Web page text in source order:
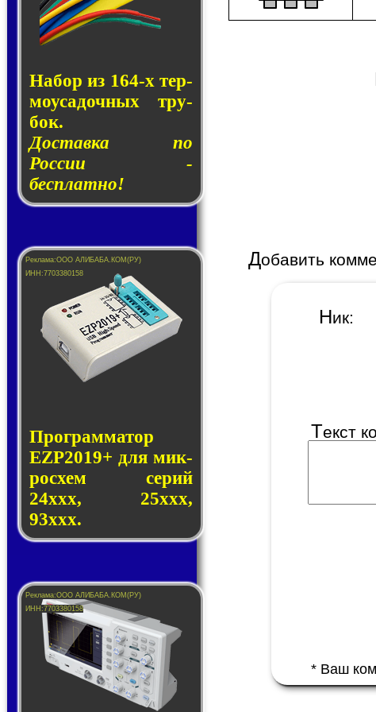
Набор из 164-х тер­
мо­у­са­доч­ных тру­
бок.
Доставка по
России -
бесплатно!
Программатор
EZP2019+ для мик­
ро­схем се­рий
24ххх, 25ххх,
93ххх.
Добавить
Ник:
Текст
* Ваш